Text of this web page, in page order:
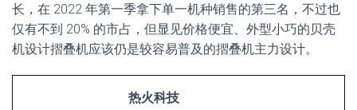
长，在 2022 年第一季拿下单一机种销售的第三名，不过也
仅有不到 20% 的市占，但显见价格便宜、外型小巧的贝壳
机设计摺叠机应该仍是较容易普及的摺叠机主力设计。
热火科技